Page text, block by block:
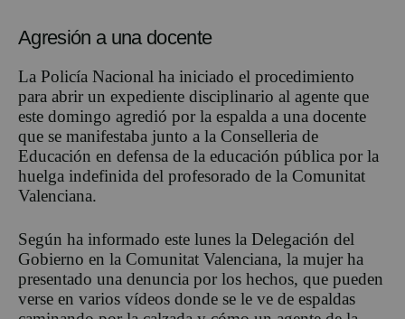
Agresión a una docente
La Policía Nacional ha iniciado el procedimiento
para abrir un expediente disciplinario al agente que
este domingo agredió por la espalda a una docente
que se manifestaba junto a la Conselleria de
Educación en defensa de la educación pública por la
huelga indefinida del profesorado de la Comunitat
Valenciana.
Según ha informado este lunes la Delegación del
Gobierno en la Comunitat Valenciana, la mujer ha
presentado una denuncia por los hechos, que pueden
verse en varios vídeos donde se le ve de espaldas